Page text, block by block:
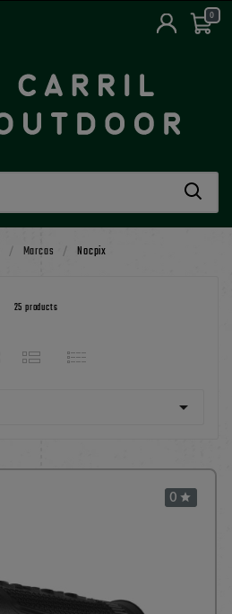
0
Marcas Nocpix
25 products

0 